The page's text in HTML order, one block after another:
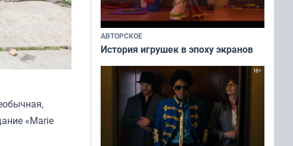
«Marie
АВТОРСКОЕ
История игрушек в эпоху экранов